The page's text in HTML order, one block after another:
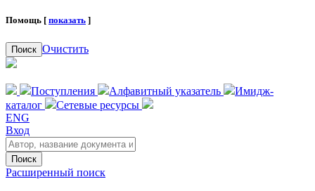
Помощь [ показать ]
Поиск Очистить
Поступления Алфавитный указатель
Имидж-
каталог
Сетевые ресурсы
ENG
Вход
Поиск
Расширенный поиск